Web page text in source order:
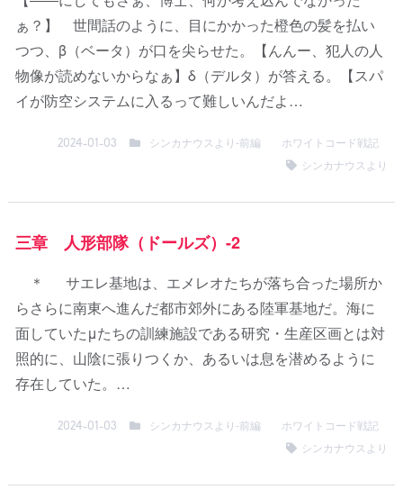
ぁ？】 世間話のように、目にかかった橙色の髪を払い
つつ、β（ベータ）が口を尖らせた。【んんー、犯人の人
物像が読めないからなぁ】δ（デルタ）が答える。【スパ
イが防空システムに入るって難しいんだよ…
2024-01-03 シンカナウスより-前編
ホワイトコード戦記
シンカナウスより
三章 人形部隊（ドールズ）-2
＊ サエレ基地は、エメレオたちが落ち合った場所か
らさらに南東へ進んだ都市郊外にある陸軍基地だ。海に
面していたμたちの訓練施設である研究・生産区画とは対
照的に、山陰に張りつくか、あるいは息を潜めるように
存在していた。…
2024-01-03 シンカナウスより-前編
ホワイトコード戦記
シンカナウスより